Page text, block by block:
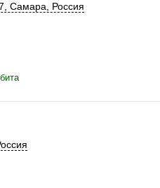
Самара
Россия